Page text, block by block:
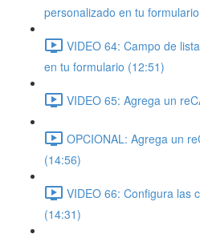
personalizado en tu
VIDEO 64: Campo de
en tu formulario (12:51)
VIDEO 65: Agrega un
OPCIONAL: Agrega un
(14:56)
VIDEO 66: Configura las
(14:31)